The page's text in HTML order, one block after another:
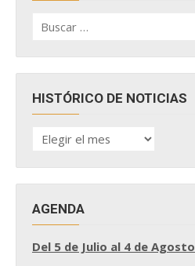
por:
HISTÓRICO DE NOTICIAS
HISTÓRICO
DE
AGENDA
Del 5 de Julio al 4 de Agosto